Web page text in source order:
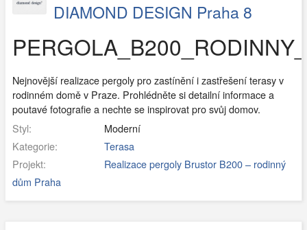
DIAMOND DESIGN Praha 8
Nejnovější realizace pergoly pro zastínění i zastřešení terasy v
rodinném domě v Praze. Prohlédněte si detailní informace a
poutavé fotografie a nechte se inspirovat pro svůj domov.
Styl:
Moderní
Kategorie:
Terasa
Projekt:
Realizace pergoly Brustor B200 – rodinný
dům Praha